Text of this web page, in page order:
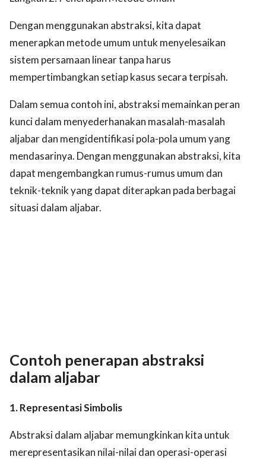
Dengan menggunakan abstraksi, kita dapat
menerapkan metode umum untuk menyelesaikan
sistem persamaan linear tanpa harus
mempertimbangkan setiap kasus secara terpisah.
Dalam semua contoh ini, abstraksi memainkan peran
kunci dalam menyederhanakan masalah-masalah
aljabar dan mengidentifikasi pola-pola umum yang
mendasarinya. Dengan menggunakan abstraksi, kita
dapat mengembangkan rumus-rumus umum dan
teknik-teknik yang dapat diterapkan pada berbagai
situasi dalam aljabar.
Contoh penerapan abstraksi
dalam aljabar
1. Representasi Simbolis
Abstraksi dalam aljabar memungkinkan kita untuk
merepresentasikan nilai-nilai dan operasi-operasi